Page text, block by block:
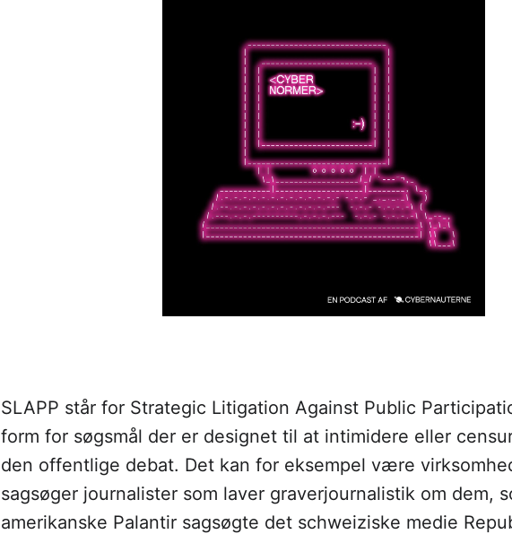
SLAPP står for Strategic Litigation Against Public
form for søgsmål der er designet til at intimidere eller
den offentlige debat. Det kan for eksempel være
sagsøger journalister som laver graverjournalistik om dem,
amerikanske Palantir sagsøgte det schweiziske medie